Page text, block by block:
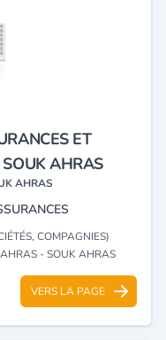
ET
AHRAS
AHRAS
COMPAGNIES)
- SOUK AHRAS
VERS LA PAGE